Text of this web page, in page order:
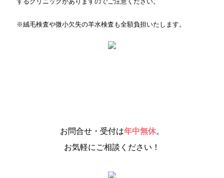
※絨毛検査や微小欠失の羊水検査も全額負担いたします。
お問合せ・受付は年中無休。
お気軽にご相談ください！